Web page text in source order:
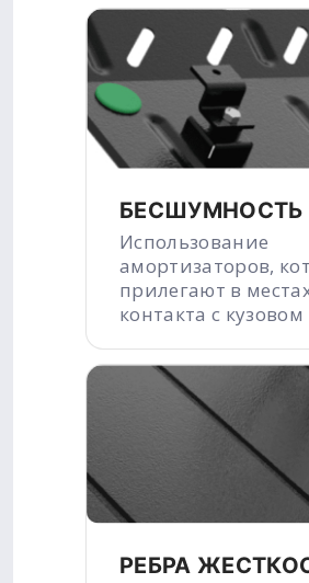
БЕСШУМНОСТЬ
Использование
амортизаторов,
прилегают в
контакта с кузовом
РЕБРА